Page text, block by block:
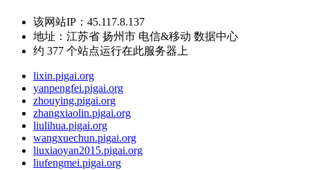
该网站IP： 45.117.8.137
地址： 江苏省 扬州市 电信&移动 数据中心
约 377 个站点运行在此服务器上
lixin.pigai.org
yanpengfei.pigai.org
zhouying.pigai.org
zhangxiaolin.pigai.org
liulihua.pigai.org
wangxuechun.pigai.org
liuxiaoyan2015.pigai.org
liufengmei.pigai.org